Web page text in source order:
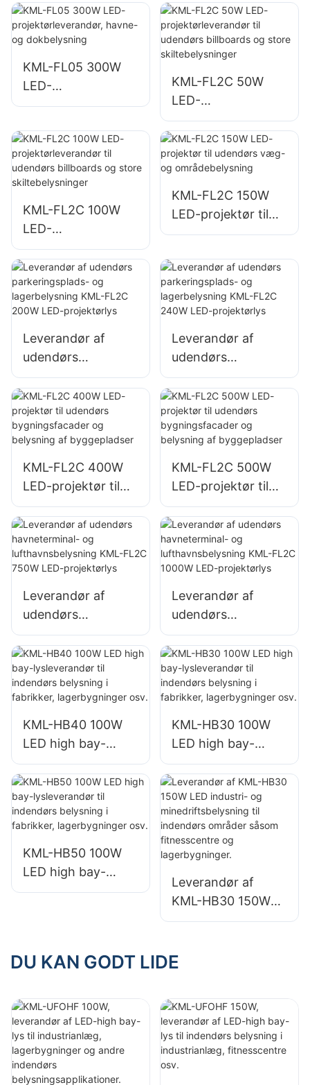
velegnet til
industrianlæg,
billboards og store
skilte.
parkbelysning
KML-FL05 300W
LED-
projektørleverandø
dokbelysning
KML-FL2C 50W
LED-
projektørleverandø
r til udendørs
billboards og store
skiltebelysninger
KML-FL2C 100W
LED-
projektørleverandø
r til udendørs
billboards og store
skiltebelysninger
KML-FL2C 150W
LED-projektør til
udendørs væg- og
Leverandør af
udendørs
parkeringsplads-
og lagerbelysning
KML-FL2C 200W
LED-projektørlys
Leverandør af
udendørs
parkeringsplads-
og lagerbelysning
KML-FL2C 240W
LED-projektørlys
KML-FL2C 400W
LED-projektør til
udendørs
bygningsfacader
og belysning af
byggepladser
KML-FL2C 500W
LED-projektør til
udendørs
bygningsfacader
og belysning af
byggepladser
Leverandør af
udendørs
havneterminal- og
lufthavnsbelysning
KML-FL2C 750W
LED-projektørlys
Leverandør af
udendørs
havneterminal- og
lufthavnsbelysning
KML-FL2C 1000W
LED-projektørlys
KML-HB40 100W
LED high bay-
lysleverandør til
indendørs
belysning i
fabrikker,
KML-HB30 100W
LED high bay-
lysleverandør til
indendørs
belysning i
fabrikker,
lagerbygninger osv.
KML-HB50 100W
LED high bay-
lysleverandør til
lagerbygninger osv.
Leverandør af
KML-HB30 150W
LED industri- og
til indendørs
fitnesscentre og
lagerbygninger.
DU KAN GODT LIDE